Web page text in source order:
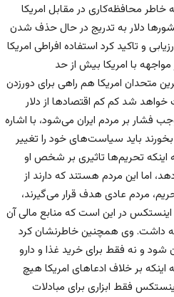
خاطر محافظه‌کاری در مقابل امریکا
دلار به تدریج در حال حذف شدن
و تاکید کرد استفاده افراطی امریکا
با امریکا بیش از حد
امریکا هم راهی برای دورزدن
خواهد شد کم کم اقتصادها از دلار
فشار بر مردم ایران می‌شود، با اشاره
باید سیاست‌های خود را تغییر
به اینکه تحریم‌ها تاثیری بر شخص او
اما این مردم هستند که دارند از
مردم عادی هدف قرار می‌گیرند،
اینستکس در این است که منابع مالی آن
داشت. وی همچنین خاطرنشان کرد
و نه فقط برای خرید غذا و دارو
بر خلاف ادعاهای امریکا هیچ
فقط ابزاری برای مبادلات